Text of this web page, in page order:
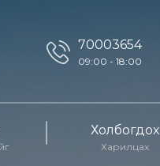
70003654
09:00 - 18:00
Холбогдох
Харилцах